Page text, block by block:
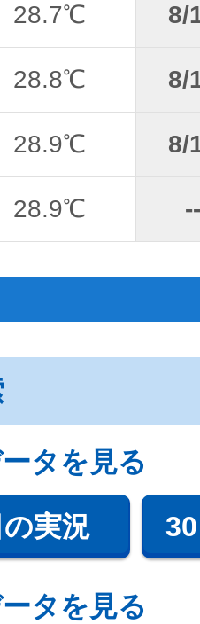
28.7℃ 8/
28.8℃ 8/
28.9℃ 8/
28.9℃ --
タを見る
実況
タを見る